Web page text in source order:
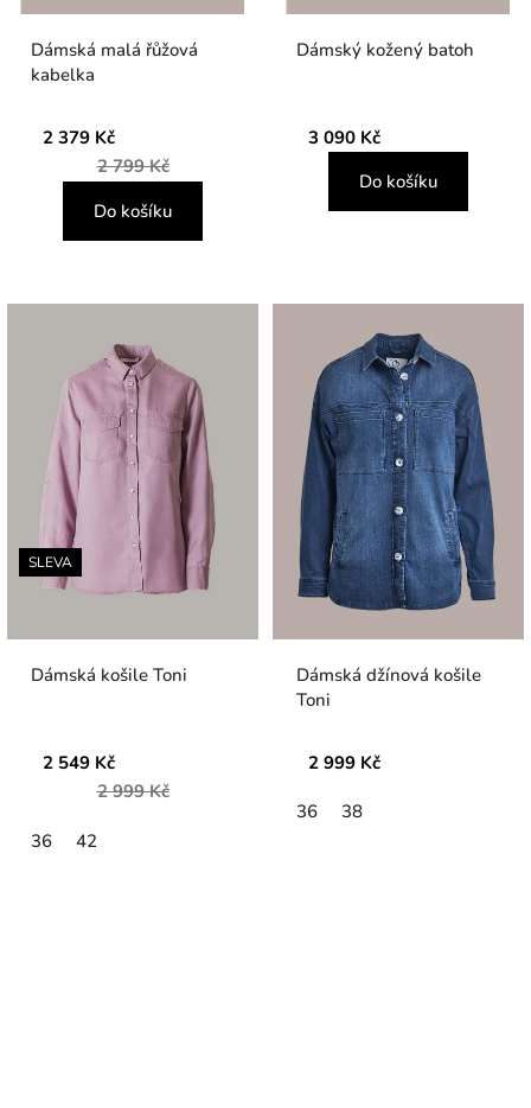
Dámská malá řůžová
kabelka
2 379 Kč
2 799 Kč
Do košíku
Dámský kožený batoh
3 090 Kč
Do košíku
SLEVA
Dámská košile Toni
2 549 Kč
2 999 Kč
36 42
Dámská džínová košile
Toni
2 999 Kč
36 38